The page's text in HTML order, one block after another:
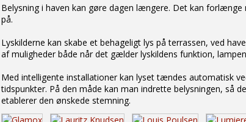
Belysning i haven kan gøre dagen længere. Det kan
på.
Lyskilderne kan skabe et behageligt lys på terrassen, ved
af muligheder både når det gælder lyskildens funktion,
Med intelligente installationer kan lyset tændes automatisk
tidspunkter. På den måde kan man indrette belysningen, så
etablerer den ønskede stemning.